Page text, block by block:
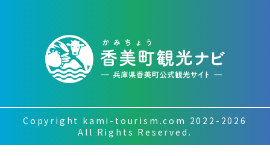
Copyright kami-tourism.com 2022-2026
All Rights Reserved.